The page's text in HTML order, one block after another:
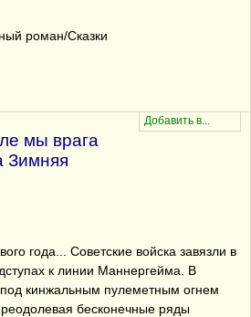
роман/Сказки
мы врага
Зимняя
года... Советские войска завязли в
к линии Маннергейма. В
кинжальным пулеметным огнем
бесконечные ряды